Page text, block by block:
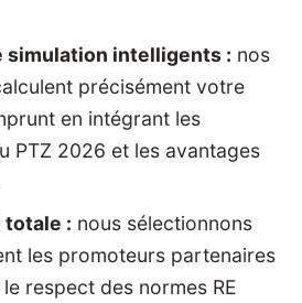
simulation intelligents : nos
précisément votre
en intégrant les
PTZ 2026 et les avantages
totale : nous sélectionnons
les promoteurs partenaires
respect des normes RE